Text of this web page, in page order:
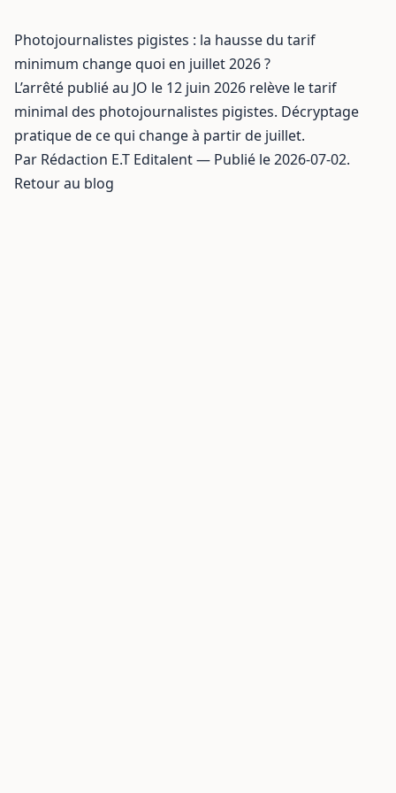
Photojournalistes pigistes : la hausse du tarif
minimum change quoi en juillet 2026 ?
L’arrêté publié au JO le 12 juin 2026 relève le tarif
minimal des photojournalistes pigistes. Décryptage
pratique de ce qui change à partir de juillet.
Par Rédaction E.T Editalent — Publié le 2026-07-02.
Retour au blog